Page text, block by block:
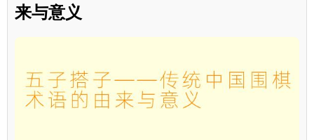
来与意义